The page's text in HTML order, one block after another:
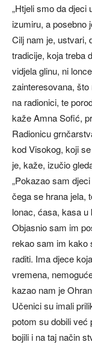
„Htjeli smo da
izumiru, a posebno
Cilj nam je, ustvari,
tradicije, koja treba
vidjela glinu, ni
zainteresovana,
na radionici, te
kaže Amna Sofić,
Radionicu
kod Visokog, koji
je, kaže, izučio
„Pokazao sam
čega se hrana jela,
lonac, ćasa, kasa u
Objasnio sam im
rekao sam im kako
raditi. Ima djece
vremena,
kazao nam je
Učenici su imali
potom su dobili već
bojili i na taj način